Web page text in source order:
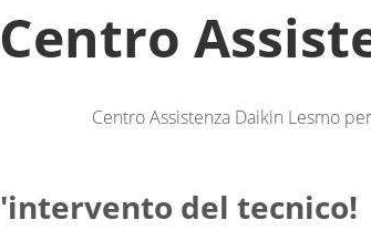
Centro
Centro Assistenza Daikin Lesmo
del tecnico!